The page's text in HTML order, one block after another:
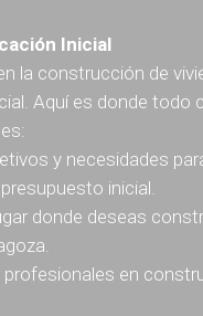
Inicial
la construcción de
Aquí es donde todo
y necesidades
inicial.
donde deseas
profesionales en